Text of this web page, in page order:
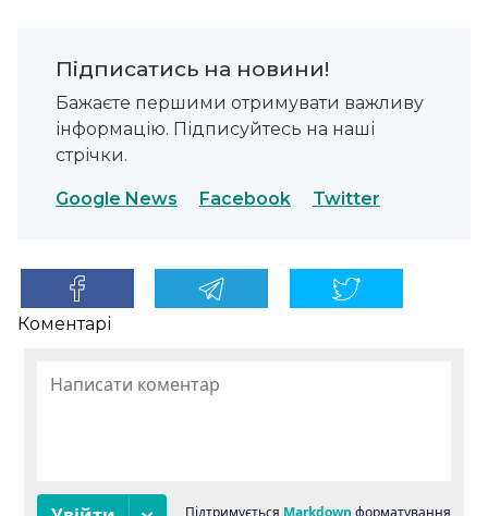
Підписатись на новини!
Бажаєте першими отримувати важливу
інформацію. Підписуйтесь на наші
стрічки.
Google News Facebook Twitter
Коментарі